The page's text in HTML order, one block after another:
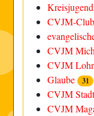
CVJM-
CVJM
CVJM
Glaube 31
CVJM
CVJM